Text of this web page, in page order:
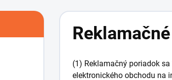
(1) Reklamačný poriadok
elektronického obchodu na